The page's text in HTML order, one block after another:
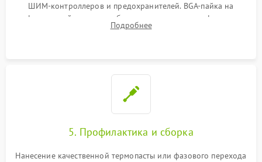
ШИМ-контроллеров и предохранителей. BGA-пайка на
инфракрасной станции реболлинг или замена графического
чипа и дефектной памяти GDDR. Прошивка BIOS
Подробнее
5. Профилактика и сборка
Нанесение качественной термопасты или фазового перехода